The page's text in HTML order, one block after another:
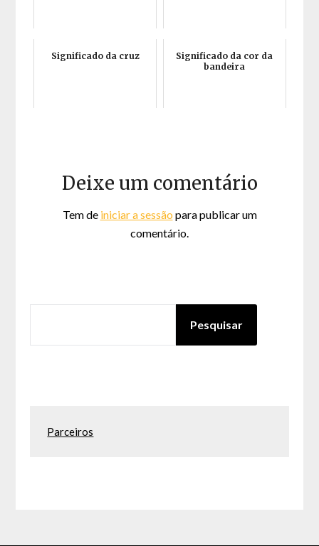
Significado da cruz
Significado da cor da
bandeira
Deixe um comentário
Tem de iniciar a sessão para publicar um
comentário.
Pesquisar
Parceiros